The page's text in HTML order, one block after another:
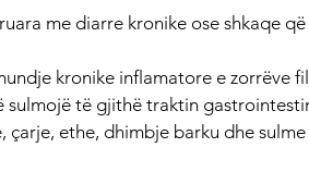
me diarre kronike ose shkaqe
kronike inflamatore e zorrëve
sulmojë të gjithë traktin
ethe, dhimbje barku dhe